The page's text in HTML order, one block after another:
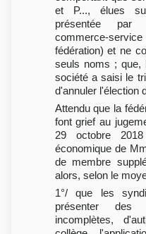
et P..., élues
présentée par
commerce-
fédération) et ne
seuls noms ; que,
société a saisi le
d'annuler l'élection
Attendu que la
font grief au
29 octobre
économique de
de membre
alors, selon le
1°/ que les
présenter des
incomplètes,